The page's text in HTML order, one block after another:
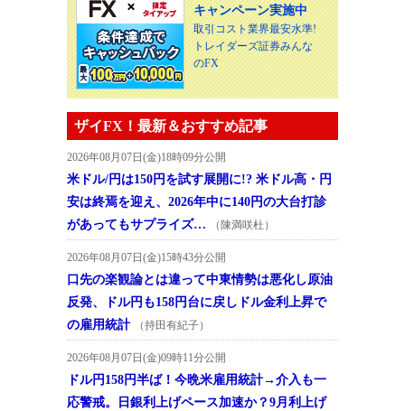
キャンペーン実施中
取引コスト業界最安水準!
トレイダーズ証券みんな
のFX
ザイFX！最新＆おすすめ記事
2026年08月07日(金)18時09分公開
米ドル/円は150円を試す展開に!? 米ドル高・円
安は終焉を迎え、2026年中に140円の大台打診
があってもサプライズ…
（陳満咲杜）
2026年08月07日(金)15時43分公開
口先の楽観論とは違って中東情勢は悪化し原油
反発、ドル円も158円台に戻しドル金利上昇で
の雇用統計
（持田有紀子）
2026年08月07日(金)09時11分公開
ドル円158円半ば！今晩米雇用統計→介入も一
応警戒。日銀利上げペース加速か？9月利上げ